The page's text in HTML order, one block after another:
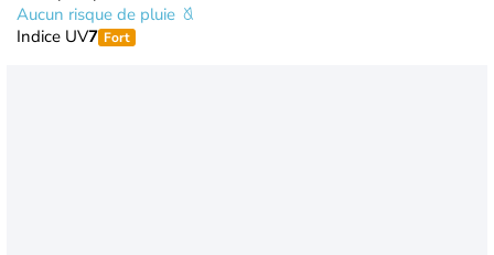
Aucun risque de pluie
Indice UV7 Fort